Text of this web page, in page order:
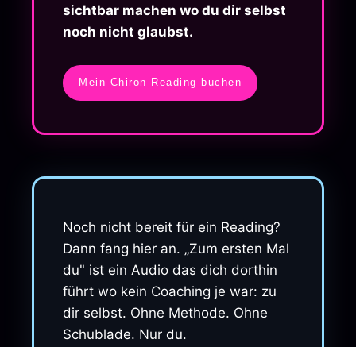
sichtbar machen wo du dir selbst
noch nicht glaubst.
Mein Chiron Reading buchen
Noch nicht bereit für ein Reading?
Dann fang hier an. „Zum ersten Mal
du" ist ein Audio das dich dorthin
führt wo kein Coaching je war: zu
dir selbst. Ohne Methode. Ohne
Schublade. Nur du.